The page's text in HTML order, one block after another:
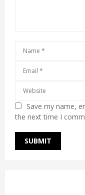
Save my name,
the next time I